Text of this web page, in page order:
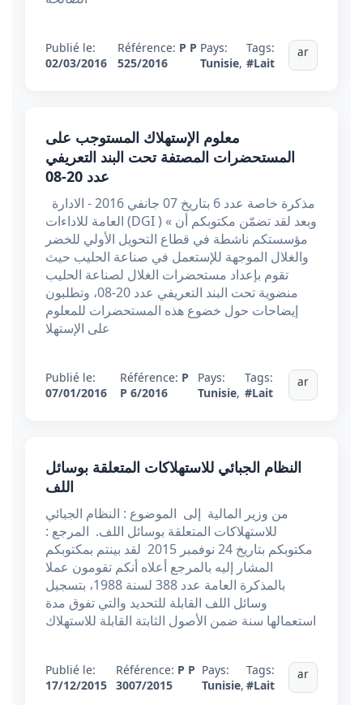
Publié le:
02/03/2016
Référence: P P
525/2016
Pays:
Tunisie,
Tags:
#Lait
ar
معلوم الإستهلاك المستوجب على
المستحضرات المصتفة تحت البند التعريفي
عدد 20-08
العامة للاداءات (DGI ) « وبعد لقد تضمّن مكتوبكم أن
مؤسستكم ناشطة في قطاع التحويل الأولي للخضر
والغلال الموجهة للإستعمل في صناعة الحليب حيث
تقوم بإعداد مستحضرات الغلال لصناعة الحليب
منضوية تحت البند التعريفي عدد 20-08، وتطلبون
إيضاحات حول خضوع هذه المستحضرات للمعلوم
على الإستهلا
Publié le:
07/01/2016
Référence: P
P 6/2016
Pays:
Tunisie,
Tags:
#Lait
ar
النظام الجبائي للاستهلاكات المتعلقة بوسائل
اللف
من وزير المالية إلى الموضوع : النظام الجبائي
للاستهلاكات المتعلقة بوسائل اللف. المرجع :
مكتوبكم بتاريخ 24 نوفمبر 2015 لقد بينتم بمكتوبكم
المشار إليه بالمرجع أعلاه أنكم تقومون عملا
بالمذكرة العامة عدد 388 لسنة 1988، بتسجيل
وسائل اللف القابلة للتحديد والتي تفوق مدة
استعمالها سنة ضمن الأصول الثابتة القابلة للاستهلاك
Publié le:
17/12/2015
Référence: P P
3007/2015
Pays:
Tunisie,
Tags:
#Lait
ar